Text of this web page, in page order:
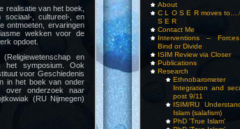
About
C L O S E R moves
S E R
Contact Me
Interventions –
Bind or Divide
ISIM Review via Closer
Publications
Research
Integration and
post 9/11
ISIM/RU
Islam (salafism)
PhD 'True Islam'
realisatie van het boek,
sociaal-, cultureel-, en
ontmoeten, ervaringen
wekken voor de
opdoet.
en
het symposium. Ook
voor Geschiedenis
in het boek van onder
over onderzoek naar
(RU Nijmegen)